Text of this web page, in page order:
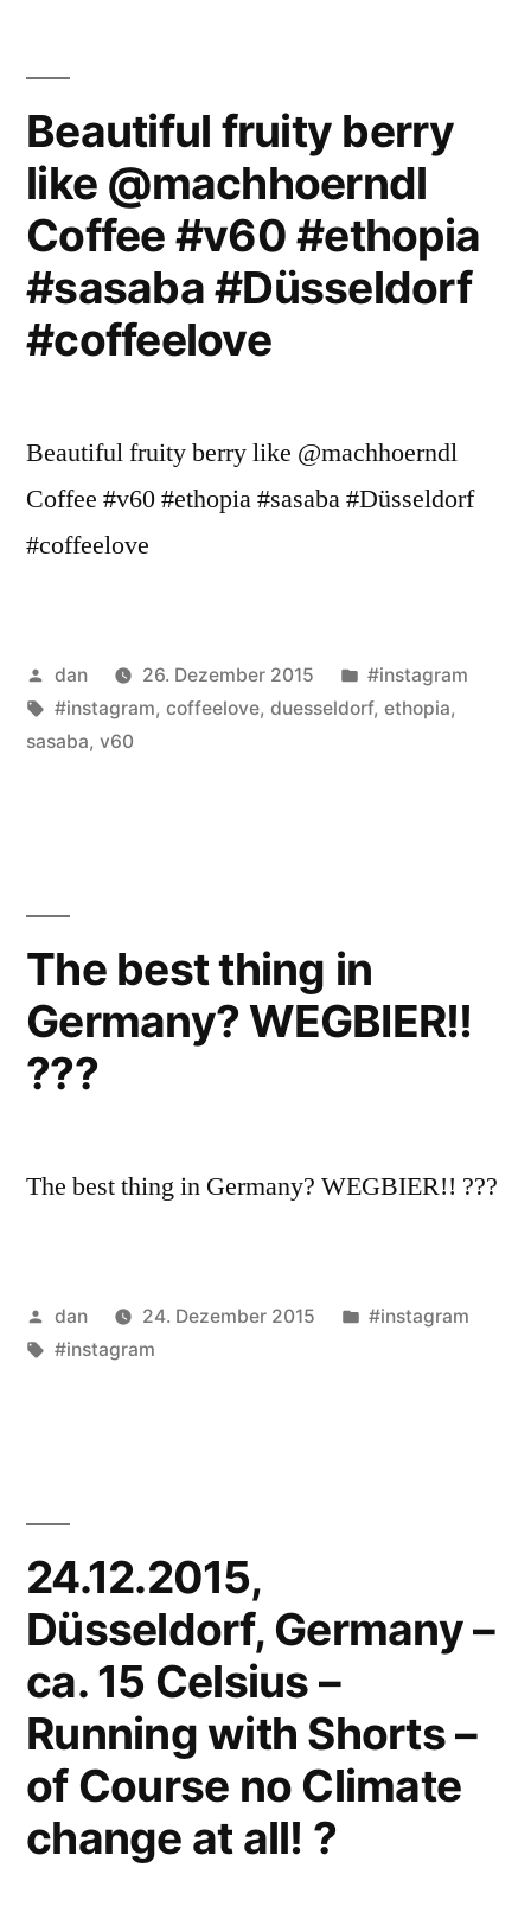
Beautiful fruity berry
like @machhoerndl
Coffee #v60 #ethopia
#sasaba #Düsseldorf
#coffeelove
Beautiful fruity berry like @machhoerndl
Coffee #v60 #ethopia #sasaba #Düsseldorf
#coffeelove
Veröffentlicht
von
dan 26. Dezember 2015
Veröffentlicht
unter
#instagram
Schlagwörter:
#instagram, coffeelove, duesseldorf, ethopia,
sasaba, v60
The best thing in
Germany? WEGBIER!!
???
The best thing in Germany? WEGBIER!! ???
Veröffentlicht
von
dan 24. Dezember 2015
Veröffentlicht
#instagram
Schlagwörter:
#instagram
24.12.2015,
Düsseldorf, Germany –
ca. 15 Celsius –
Running with Shorts –
of Course no Climate
change at all! ?